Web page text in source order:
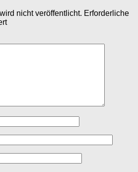
nicht veröffentlicht. Erforderliche